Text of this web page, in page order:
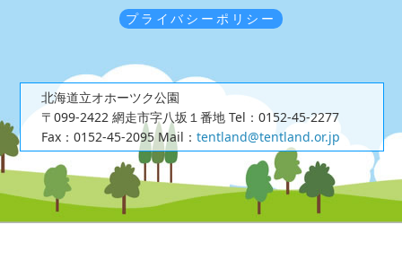
プライバシーポリシー
北海道立オホーツク公園
〒099-2422 網走市字八坂１番地 Tel：0152-45-2277
Fax：0152-45-2095Mail： tentland@tentland.or.jp